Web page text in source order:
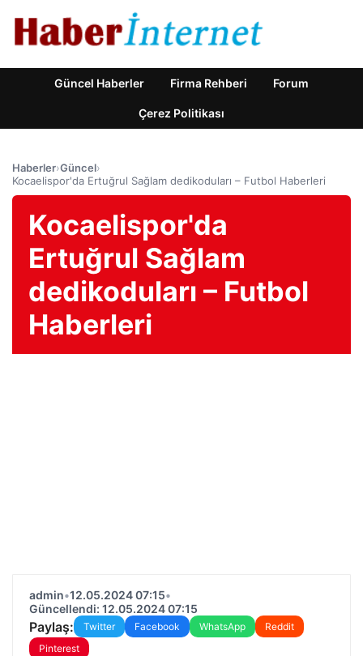
Güncel Haberler Firma Rehberi Forum
Çerez Politikası
Haberler›Güncel›
Kocaelispor'da Ertuğrul Sağlam dedikoduları – Futbol Haberleri
Kocaelispor'da
Ertuğrul Sağlam
dedikoduları – Futbol
Haberleri
admin•12.05.2024 07:15•
Güncellendi: 12.05.2024 07:15
Paylaş: Twitter Facebook WhatsApp
Reddit
Pinterest